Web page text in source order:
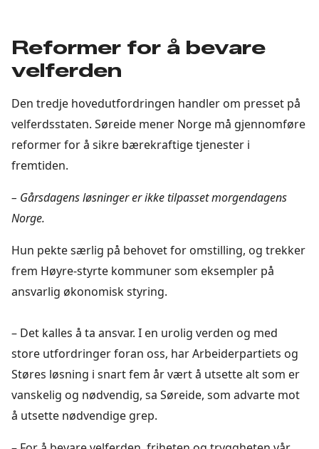
Reformer for å bevare
velferden
Den tredje hovedutfordringen handler om presset på
velferdsstaten. Søreide mener Norge må gjennomføre
reformer for å sikre bærekraftige tjenester i
fremtiden.
– Gårsdagens løsninger er ikke tilpasset morgendagens
Norge.
Hun pekte særlig på behovet for omstilling, og trekker
frem Høyre-styrte kommuner som eksempler på
ansvarlig økonomisk styring.
– Det kalles å ta ansvar. I en urolig verden og med
store utfordringer foran oss, har Arbeiderpartiets og
Støres løsning i snart fem år vært å utsette alt som er
vanskelig og nødvendig, sa Søreide, som advarte mot
å utsette nødvendige grep.